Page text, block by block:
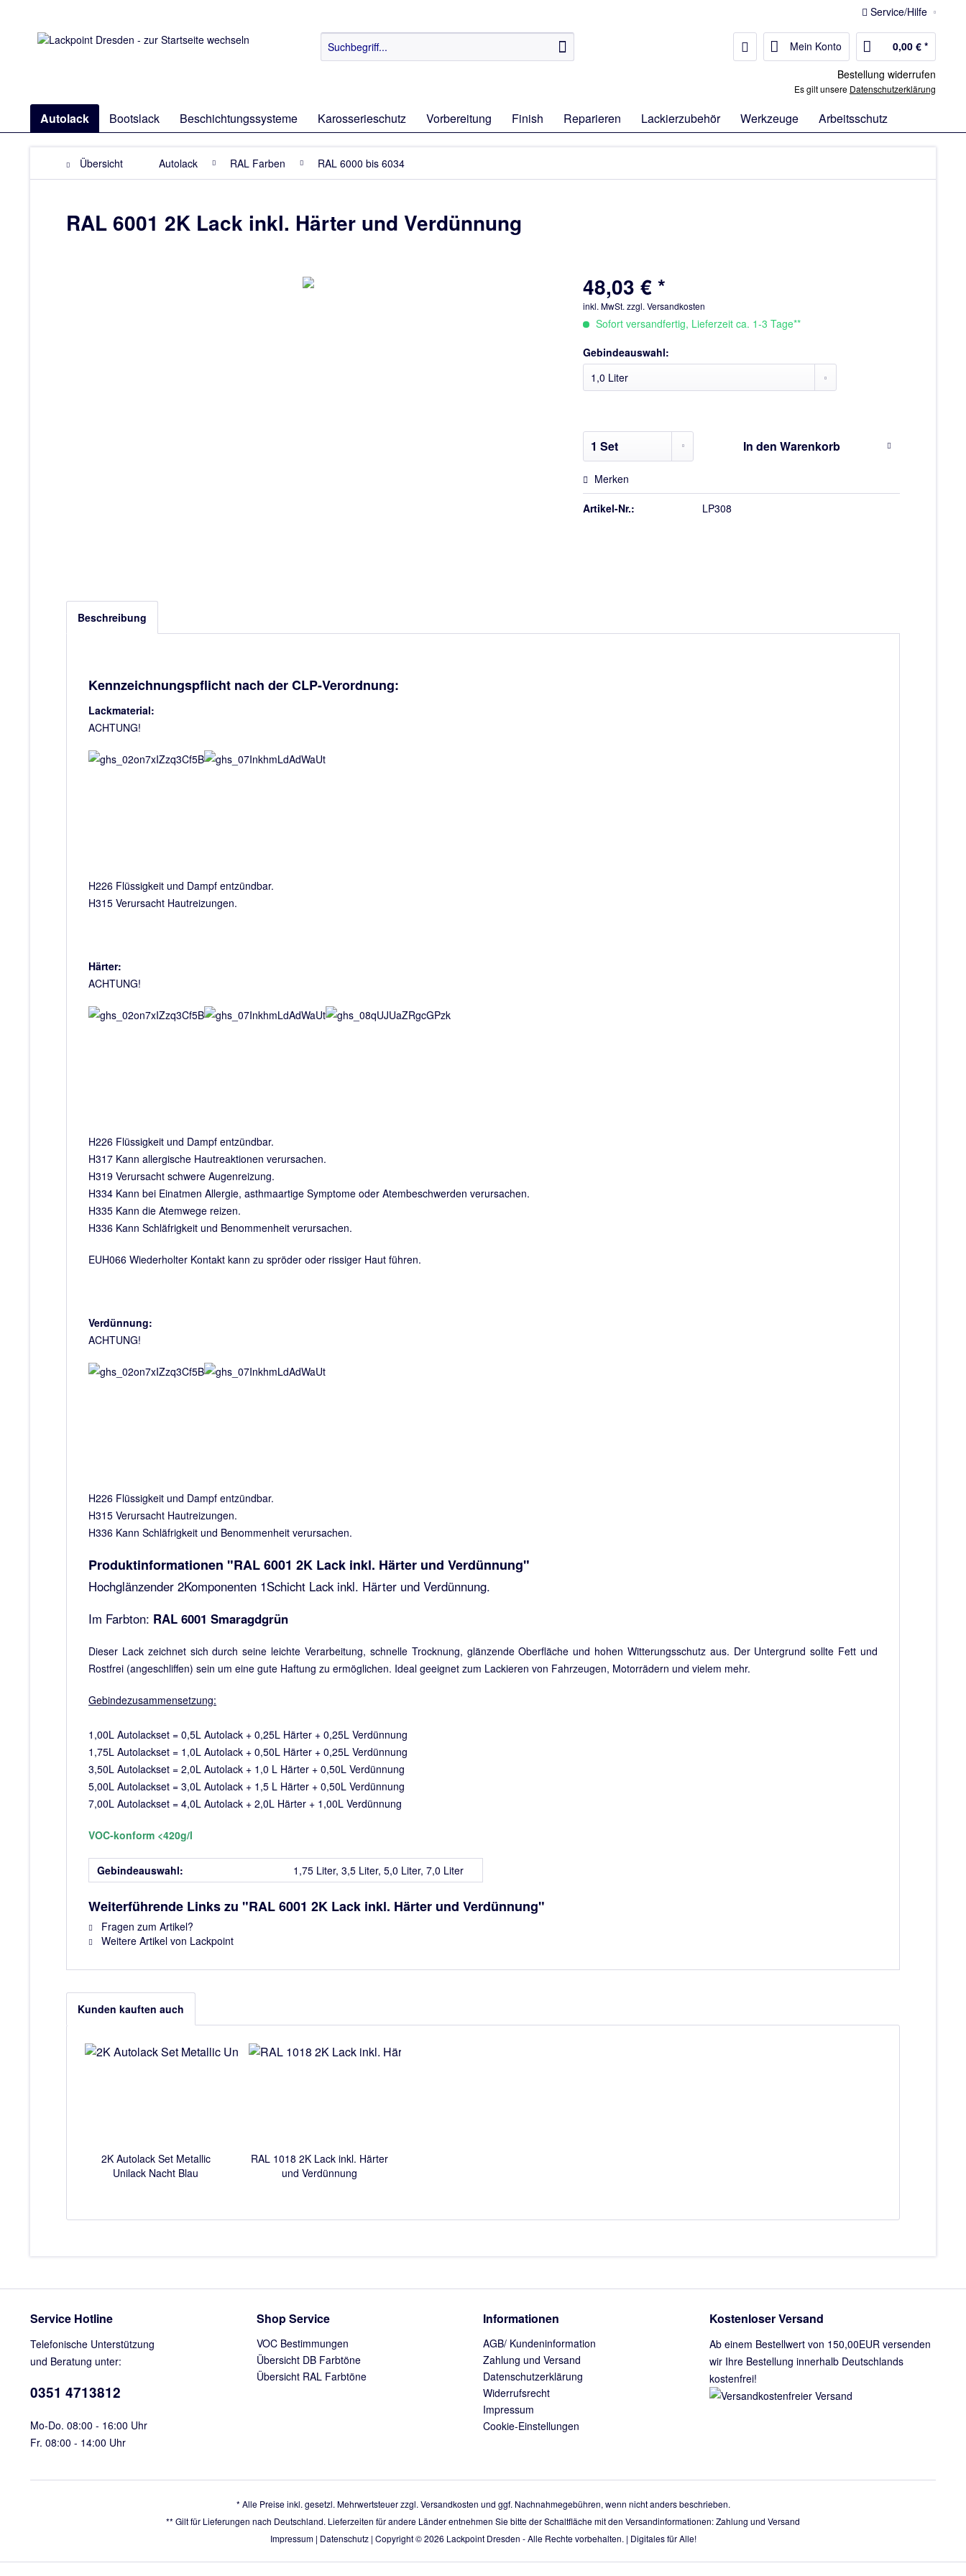
Service/Hilfe
Mein Konto
0,00 € *
Bestellung widerrufen
Es gilt unsere Datenschutzerklärung
Autolack Bootslack Beschichtungssysteme Karosserieschutz Vorbereitung Finish Reparieren Lackierzubehör Werkzeuge Arbeitsschutz
Übersicht Autolack RAL Farben RAL 6000 bis 6034
RAL 6001 2K Lack inkl. Härter und Verdünnung
48,03 € *
inkl. MwSt.zzgl. Versandkosten
Sofort versandfertig, Lieferzeit ca. 1-3 Tage**
Gebindeauswahl:
In den Warenkorb
Merken
Artikel-Nr.: LP308
Beschreibung
Kennzeichnungspflicht nach der CLP-Verordnung:
Lackmaterial:
ACHTUNG!
H226 Flüssigkeit und Dampf entzündbar.
H315 Verursacht Hautreizungen.
Härter:
ACHTUNG!
H226 Flüssigkeit und Dampf entzündbar.
H317 Kann allergische Hautreaktionen verursachen.
H319 Verursacht schwere Augenreizung.
H334 Kann bei Einatmen Allergie, asthmaartige Symptome oder Atembeschwerden verursachen.
H335 Kann die Atemwege reizen.
H336 Kann Schläfrigkeit und Benommenheit verursachen.
EUH066 Wiederholter Kontakt kann zu spröder oder rissiger Haut führen.
Verdünnung:
ACHTUNG!
H226 Flüssigkeit und Dampf entzündbar.
H315 Verursacht Hautreizungen.
H336 Kann Schläfrigkeit und Benommenheit verursachen.
Produktinformationen "RAL 6001 2K Lack inkl. Härter und Verdünnung"
Hochglänzender 2Komponenten 1Schicht Lack inkl. Härter und Verdünnung.
Im Farbton: RAL 6001 Smaragdgrün
Dieser Lack zeichnet sich durch seine leichte Verarbeitung, schnelle Trocknung, glänzende Oberfläche und hohen Witterungsschutz aus. Der Untergrund sollte Fett und
Rostfrei (angeschliffen) sein um eine gute Haftung zu ermöglichen. Ideal geeignet zum Lackieren von Fahrzeugen, Motorrädern und vielem mehr.
Gebindezusammensetzung:
1,00L Autolackset = 0,5L Autolack + 0,25L Härter + 0,25L Verdünnung
1,75L Autolackset = 1,0L Autolack + 0,50L Härter + 0,25L Verdünnung
3,50L Autolackset = 2,0L Autolack + 1,0 L Härter + 0,50L Verdünnung
5,00L Autolackset = 3,0L Autolack + 1,5 L Härter + 0,50L Verdünnung
7,00L Autolackset = 4,0L Autolack + 2,0L Härter + 1,00L Verdünnung
VOC-konform <420g/l
Gebindeauswahl: 1,75 Liter, 3,5 Liter, 5,0 Liter, 7,0 Liter
Weiterführende Links zu "RAL 6001 2K Lack inkl. Härter und Verdünnung"
Fragen zum Artikel?
Weitere Artikel von Lackpoint
Kunden kauften auch
2K Autolack Set Metallic
Unilack Nacht Blau
RAL 1018 2K Lack inkl. Härter
und Verdünnung
Service Hotline
Telefonische Unterstützung
und Beratung unter:
0351 4713812
Mo-Do. 08:00 - 16:00 Uhr
Fr. 08:00 - 14:00 Uhr
Shop Service
VOC Bestimmungen
Übersicht DB Farbtöne
Übersicht RAL Farbtöne
Informationen
AGB/ Kundeninformation
Zahlung und Versand
Datenschutzerklärung
Widerrufsrecht
Impressum
Cookie-Einstellungen
Kostenloser Versand
Ab einem Bestellwert von 150,00EUR versenden
wir Ihre Bestellung innerhalb Deutschlands
kostenfrei!
* Alle Preise inkl. gesetzl. Mehrwertsteuer zzgl. Versandkosten und ggf. Nachnahmegebühren, wenn nicht anders beschrieben.
** Gilt für Lieferungen nach Deutschland. Lieferzeiten für andere Länder entnehmen Sie bitte der Schaltfläche mit den Versandinformationen:Zahlung und Versand
Impressum| Datenschutz| Copyright © 2026 Lackpoint Dresden - Alle Rechte vorbehalten. | Digitales für Alle!